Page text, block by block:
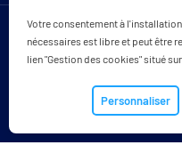
Votre consentement à
nécessaires est libre et peut être
lien "Gestion des cookies" situé
Personnaliser